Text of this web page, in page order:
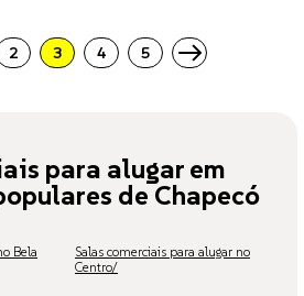
2 3 4 5
para alugar em
de Chapecó
Bela
Salas comerciais para alugar no
Centro/